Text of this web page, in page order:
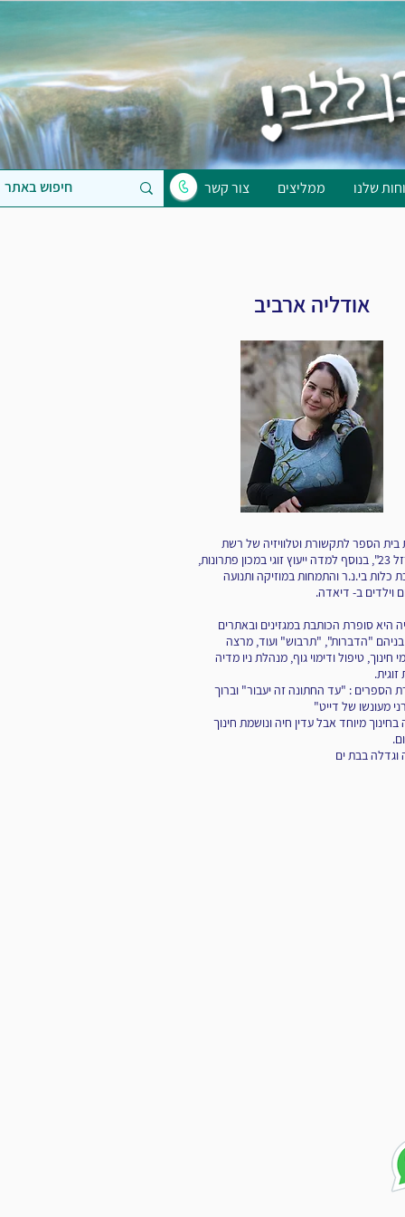
שלנו ממליצים צור קשר
אודליה ארביב
בית הספר לתקשורת וטלוויזיה של רשת
"הברזל 23", בנוסף למדה ייעוץ זוגי במכון פתרונות,
כלות בי.נ.ר והתמחות במוזיקה ותנועה
וילדים ב- דיאדה.
היא סופרת הכותבת במגזינים ובאתרים
"הדברות", "תרבוש" ועוד, מרצה
חינוך, טיפול ודימוי גוף, מנהלת ניו מדיה
זוגית.
הספרים : "עד החתונה זה יעבור" וברוך
מעונשו של דייט"
מיוחד אבל עדין חיה ונושמת חינוך
וגדלה בבת ים